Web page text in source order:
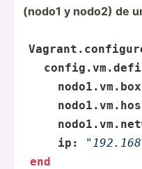
(nodo1 y nodo2) de
config
nodo1.v­m.h­os
ip:
end